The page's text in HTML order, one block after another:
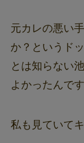
元カレの悪い
か？というド
とは知らない
よかったんです
私も見ていて